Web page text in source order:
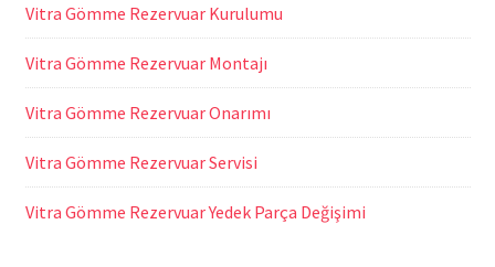
Vitra Gömme Rezervuar Kurulumu
Vitra Gömme Rezervuar Montajı
Vitra Gömme Rezervuar Onarımı
Vitra Gömme Rezervuar Servisi
Vitra Gömme Rezervuar Yedek Parça Değişimi